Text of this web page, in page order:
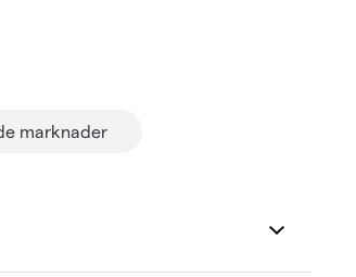
marknader